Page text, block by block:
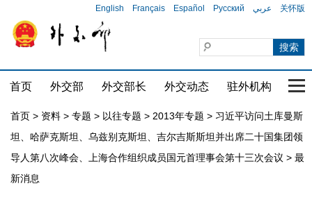
English Français Español Русский عربي 关怀版
首页 外交部 外交部长 外交动态 驻外机构 国
首页 > 资料 > 专题 > 以往专题 > 2013年专题 > 习近平访问土库曼斯
坦、哈萨克斯坦、乌兹别克斯坦、吉尔吉斯斯坦并出席二十国集团领
导人第八次峰会、上海合作组织成员国元首理事会第十三次会议 > 最
新消息